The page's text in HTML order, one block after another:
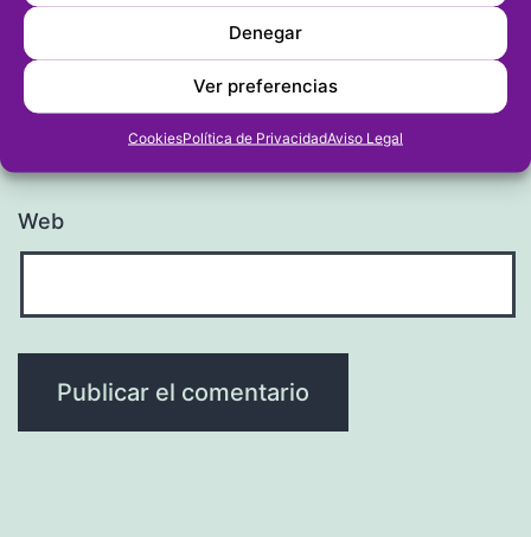
Denegar
Ver preferencias
CookiesPolítica de PrivacidadAviso Legal
Correo electrónico
Web